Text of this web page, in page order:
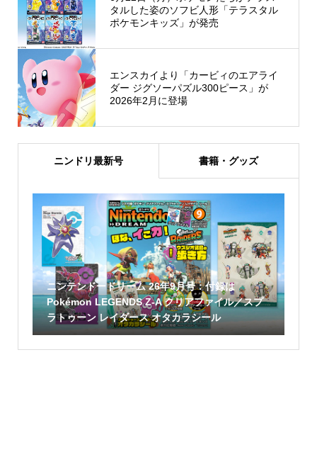
タルした姿のソフビ人形「テラスタル
ポケモンキッズ」が発売
エンスカイより「カービィのエアライ
ダー ジグソーパズル300ピース」が
2026年2月に登場
ニンドリ最新号 書籍・グッズ
ニンテンドードリーム 26年9月号：付録は
Pokémon LEGENDS Z-A クリアファイル／スプ
ラトゥーン レイダース オタカラシール